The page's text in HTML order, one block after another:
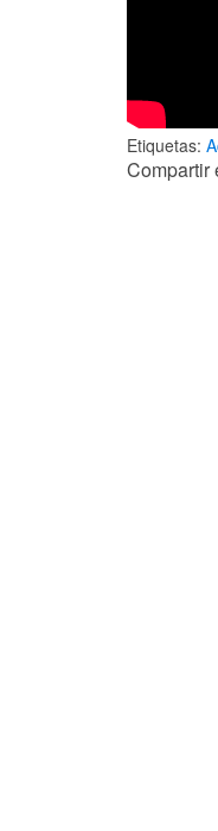
Etiquetas:
Compartir